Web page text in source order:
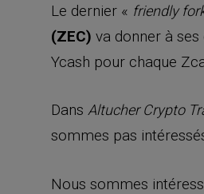
Le dernier « friendly
(ZEC) va donner à
Ycash pour chaque
Dans Altucher Crypto
sommes pas
Nous sommes